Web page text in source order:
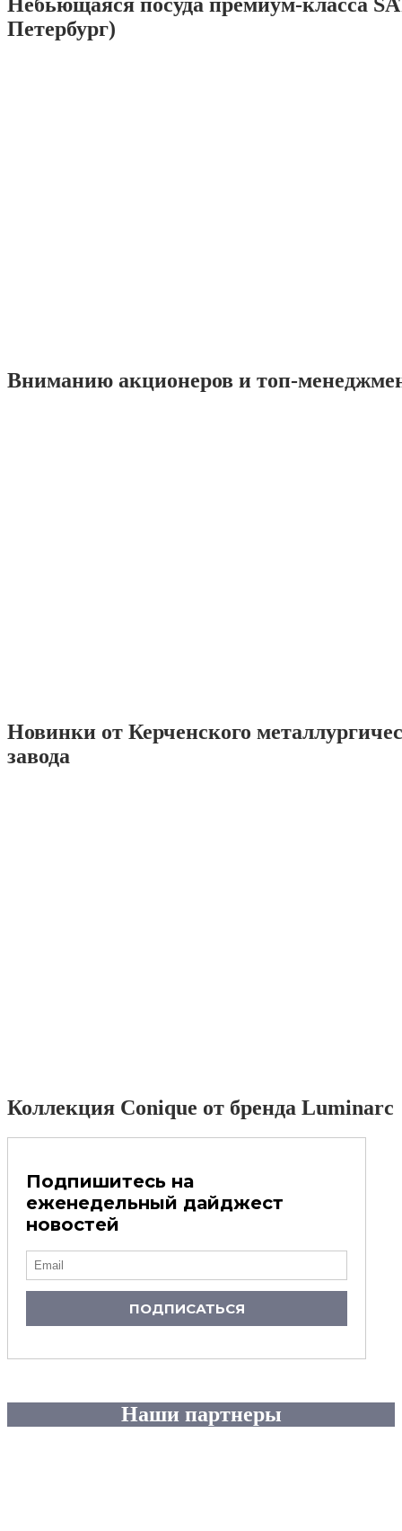
Петербург)
Вниманию акционеров и топ-
Новинки от Керченского
завода
Коллекция Conique от бренда Luminarc
Подпишитесь на
еженедельный дайджест
новостей
ПОДПИСАТЬСЯ
Наши партнеры